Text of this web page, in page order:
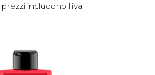
prezzi includono l'iva